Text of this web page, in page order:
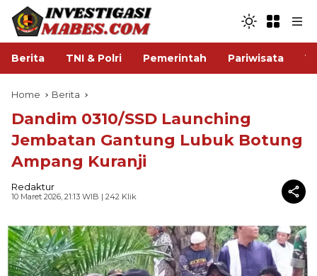
Berita TNI & Polri Pemerintah Pariwisata
Home Berita
Dandim 0310/SSD Launching
Jembatan Gantung Lubuk Botung
Ampang Kuranji
Redaktur
10 Maret 2026, 21:13 WIB | 242 Klik